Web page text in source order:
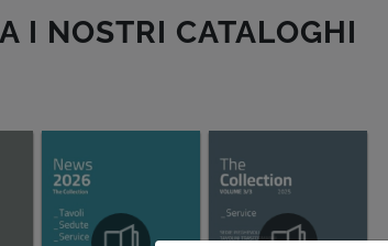
I NOSTRI CATALOGHI